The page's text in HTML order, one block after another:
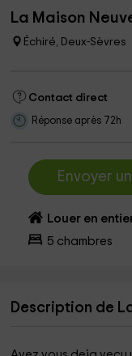
La Maison
Échiré, Deux-Sèvres
Contact direct
Réponse après 72h
Envoyer
Louer en
5 chambres
Description de